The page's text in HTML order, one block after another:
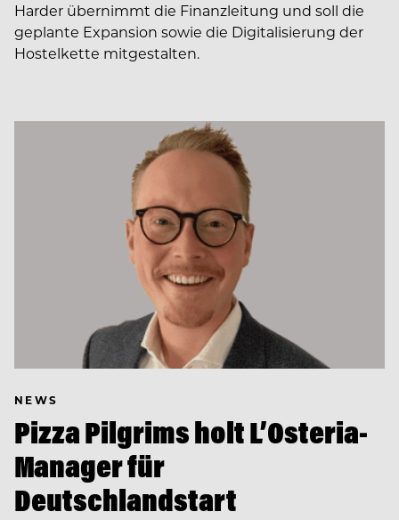
Harder übernimmt die Finanzleitung und soll die
geplante Expansion sowie die Digitalisierung der
Hostelkette mitgestalten.
NEWS
Pizza Pilgrims holt L’Osteria-
Manager für
Deutschlandstart